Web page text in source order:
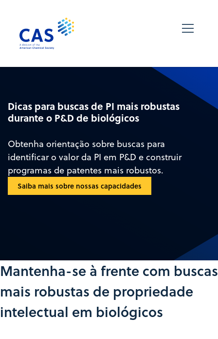
Dicas para buscas de PI mais robustas
durante o P&D de biológicos
Obtenha orientação sobre buscas para
identificar o valor da PI em P&D e construir
programas de patentes mais robustos.
Saiba mais sobre nossas capacidades
Mantenha-se à frente com buscas
mais robustas de propriedade
intelectual em biológicos